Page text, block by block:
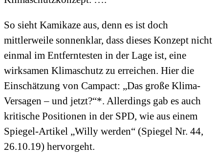
So sieht Kamikaze aus, denn es ist doch
mittlerweile sonnenklar, dass dieses Konzept nicht
einmal im Entferntesten in der Lage ist, eine
wirksamen Klimaschutz zu erreichen. Hier die
Einschätzung von Campact: „Das große Klima-
Versagen – und jetzt?“*. Allerdings gab es auch
kritische Positionen in der SPD, wie aus einem
Spiegel-Artikel „Willy werden“ (Spiegel Nr. 44,
26.10.19) hervorgeht.